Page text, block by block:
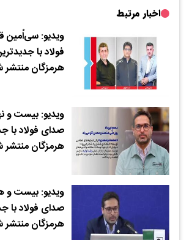
اخبار مرتبط
ویدیو:
فولاد با
هرمزگان منتشر
ویدیو: بیست و
صدای فولاد با
هرمزگان منتشر
ویدیو: بیست
صدای فولاد با
هرمزگان منتشر